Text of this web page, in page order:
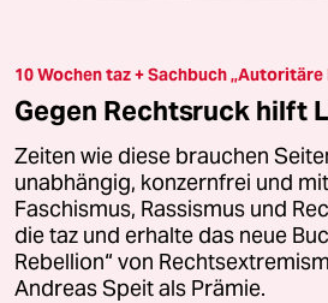
10 Wochen taz + Sachbuch „Autoritäre
Gegen Rechtsruck hilft
Zeiten wie diese brauchen
unabhängig, konzernfrei und
Faschismus, Rassismus und
die taz und erhalte das neue
Rebellion“ von
Andreas Speit als Prämie.